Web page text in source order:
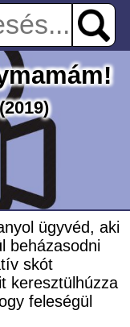
ügyvéd, aki
beházasodni
skót
keresztülhúzza
feleségül